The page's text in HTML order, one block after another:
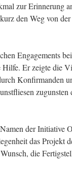
zur Erinnerung
den Weg von
Engagements
Er zeigte die
Konfirmanden
zugunsten
der Initiative
das Projekt
die